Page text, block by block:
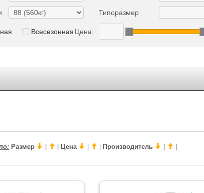
Размер Цена Производитель
Типоразмер
Всесезонная Цена: